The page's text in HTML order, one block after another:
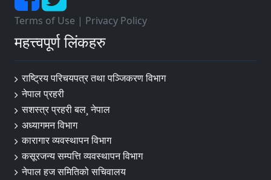
Terms of Use | Privacy Policy
महत्त्वपूर्ण लिंकहरु
राष्ट्रिय परिचयपत्र तथा पञ्‍जिकरण विभाग
नेपाल प्रहरी
सशस्त्र प्रहरी बल¸ नेपाल
अध्यागमन विभाग
कारागार व्यवस्थापन विभाग
कसूरजन्य सम्पत्ति व्यवस्थापन विभाग
नेपाल हज समितिको सचिवालय